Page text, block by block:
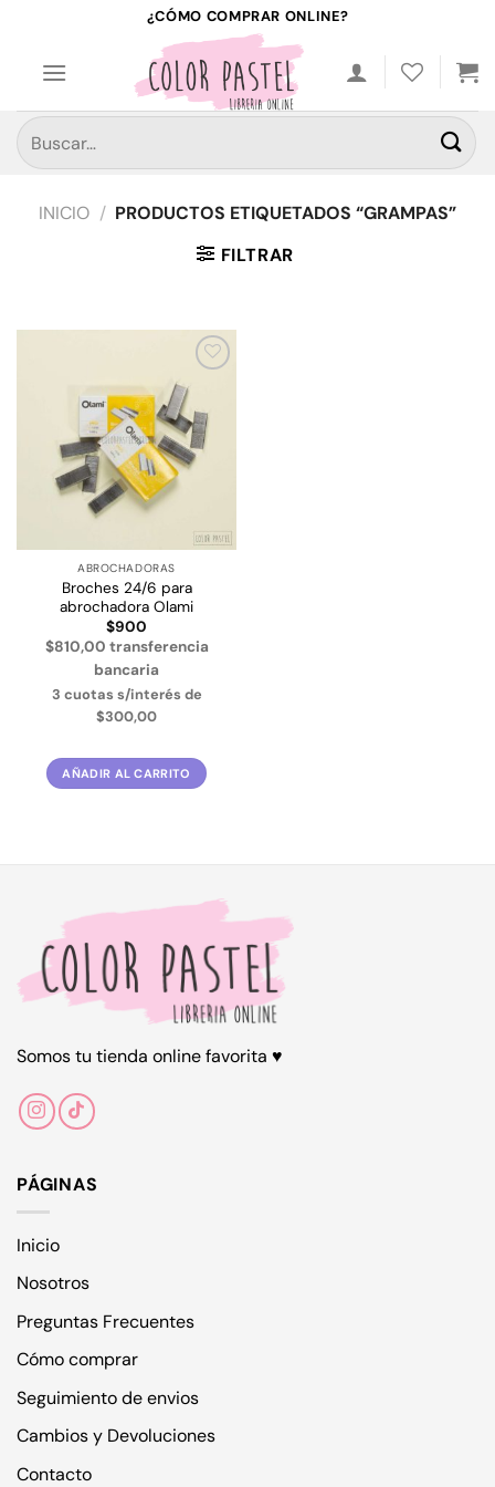
contenido
¿CÓMO COMPRAR ONLINE?
Buscar
por:
INICIO / PRODUCTOS ETIQUETADOS “GRAMPAS”
FILTRAR
Añadir
lista de
deseos
ABROCHADORAS
Broches 24/6 para
abrochadora Olami
$900
$810,00 transferencia
bancaria
3 cuotas s/interés de
$300,00
AÑADIR AL CARRITO
Somos tu tienda online favorita ♥
PÁGINAS
Inicio
Nosotros
Preguntas Frecuentes
Cómo comprar
Seguimiento de envios
Cambios y Devoluciones
Contacto